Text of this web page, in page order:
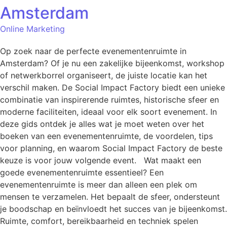
Amsterdam
Online Marketing
Op zoek naar de perfecte evenementenruimte in
Amsterdam? Of je nu een zakelijke bijeenkomst, workshop
of netwerkborrel organiseert, de juiste locatie kan het
verschil maken. De Social Impact Factory biedt een unieke
combinatie van inspirerende ruimtes, historische sfeer en
moderne faciliteiten, ideaal voor elk soort evenement. In
deze gids ontdek je alles wat je moet weten over het
boeken van een evenementenruimte, de voordelen, tips
voor planning, en waarom Social Impact Factory de beste
keuze is voor jouw volgende event. Wat maakt een
goede evenementenruimte essentieel? Een
evenementenruimte is meer dan alleen een plek om
mensen te verzamelen. Het bepaalt de sfeer, ondersteunt
je boodschap en beïnvloedt het succes van je bijeenkomst.
Ruimte, comfort, bereikbaarheid en techniek spelen